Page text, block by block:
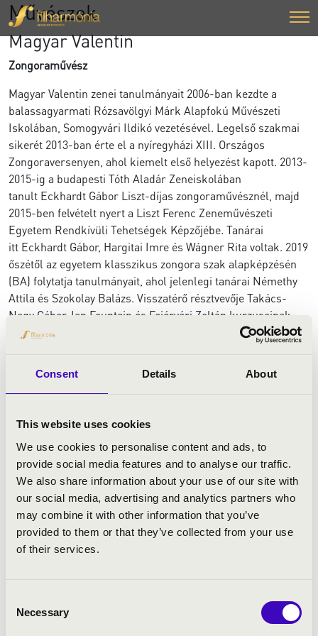
Consent Details About
This website uses cookies
We use cookies to personalise content and ads, to
provide social media features and to analyse our traffic.
We also share information about your use of our site with
our social media, advertising and analytics partners who
may combine it with other information that you’ve
provided to them or that they’ve collected from your use
of their services.
Selection
Necessary
Művészek
Magyar Valentin
Zongoraművész
Magyar Valentin zenei tanulmányait 2006-ban kezdte a
balassagyarmati Rózsavölgyi Márk Alapfokú Művészeti
Iskolában, Somogyvári Ildikó vezetésével. Legelső szakmai
sikerét 2013-ban érte el a nyíregyházi XIII. Országos
Zongoraversenyen, ahol kiemelt első helyezést kapott. 2013-
2015-ig a budapesti Tóth Aladár Zeneiskolában
tanult Eckhardt Gábor Liszt-díjas zongoraművésznél, majd
2015-ben felvételt nyert a Liszt Ferenc Zeneművészeti
Egyetem Rendkívüli Tehetségek Képzőjébe. Tanárai
itt Eckhardt Gábor, Hargitai Imre és Wágner Rita voltak. 2019
őszétől az egyetem klasszikus zongora szak alapképzésén
(BA) folytatja tanulmányait, ahol jelenlegi tanárai Némethy
Attila és Szokolay Balázs. Visszatérő résztvevője Takács-
Nagy Gábor, Ian Fountain és Fejérvári Zoltán kurzusainak,
valamint a balassagyarmati Zene Határok Nélkül nemzetközi
Emlékház, Klebersberg Kultúrkúria, Jókai Anna Szalon,
Intézet). 2018 júniusában Mozart: d-moll zongoraversenyével
mutatkozott be a Zeneakadémia Nagytermében
az Anima Musicae kamarazenekarral, amihez saját
kadenciákat írt. 2019 júniusában a Pesti Vigadó
dísztermében játszotta Rachmaninoff: Rapszódia egy
Paganini témára című zongoraversenyét Horváth Gábor
vezénylése és a Zuglói Filharmónia kíséretében.
III. Aci Bertoncelj Nemzetközi Zongoraversenyen